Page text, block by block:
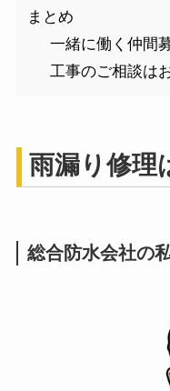
まとめ
一緒に働く仲間
工事のご相談は
雨漏り修理
総合防水会社の